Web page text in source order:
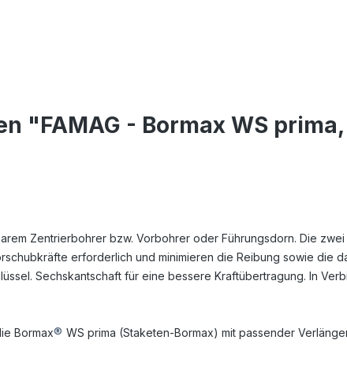
"FAMAG - Bormax WS
Zentrierbohrer bzw. Vorbohrer oder Führungsdorn. Die
erforderlich und minimieren die Reibung sowie die
Sechskantschaft für eine bessere Kraftübertragung. In
Bormax® WS prima (Staketen-Bormax) mit passender